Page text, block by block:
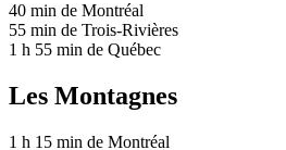
40 min de Montréal
55 min de Trois-Rivières
1 h 55 min de Québec
Les Montagnes
1 h 15 min de Montréal